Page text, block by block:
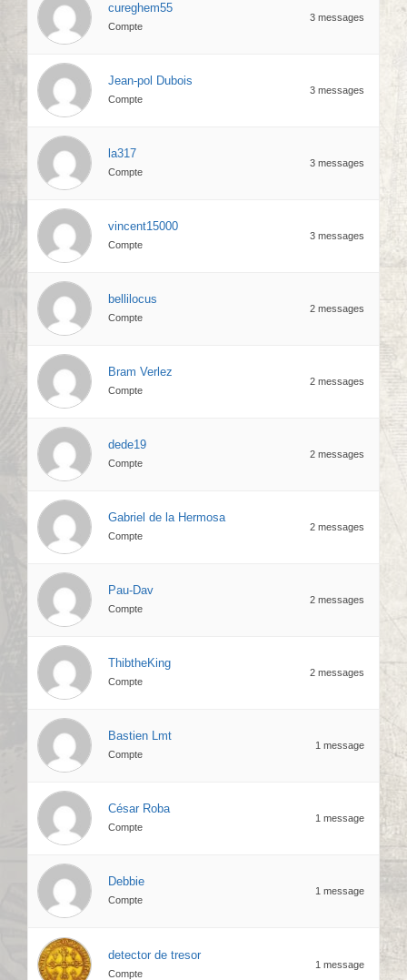
cureghem55
Compte
3 messages
Jean-pol Dubois
Compte
3 messages
la317
Compte
3 messages
vincent15000
Compte
3 messages
bellilocus
Compte
2 messages
Bram Verlez
Compte
2 messages
dede19
Compte
2 messages
Gabriel de la Hermosa
Compte
2 messages
Pau-Dav
Compte
2 messages
ThibtheKing
Compte
2 messages
Bastien Lmt
Compte
1 message
César Roba
Compte
1 message
Debbie
Compte
1 message
detector de tresor
Compte
1 message